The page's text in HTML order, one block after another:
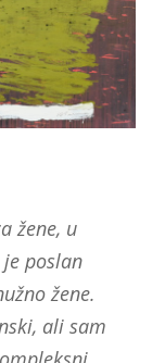
žene, u
poslan
žene.
ali sam